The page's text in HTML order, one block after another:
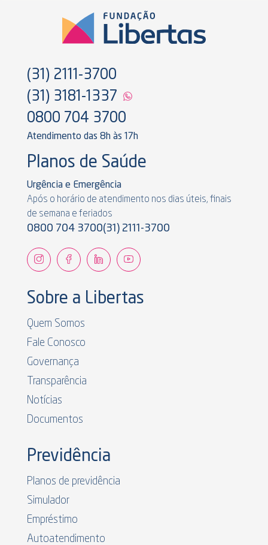
(31) 2111-3700
(31) 3181-1337
0800 704 3700
Atendimento das 8h às 17h
Planos de Saúde
Urgência e Emergência
Após o horário de atendimento nos dias úteis, finais
de semana e feriados
0800 704 3700(31) 2111-3700
Sobre a Libertas
Quem Somos
Fale Conosco
Governança
Transparência
Notícias
Documentos
Previdência
Planos de previdência
Simulador
Empréstimo
Autoatendimento